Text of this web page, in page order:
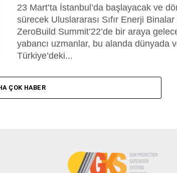
23 Mart’ta İstanbul’da başlayacak ve
sürecek Uluslararası Sıfır Enerji
ZeroBuild Summit’22’de bir araya
yabancı uzmanlar, bu alanda dünyada
Türkiye’deki...
ÇOK HABER